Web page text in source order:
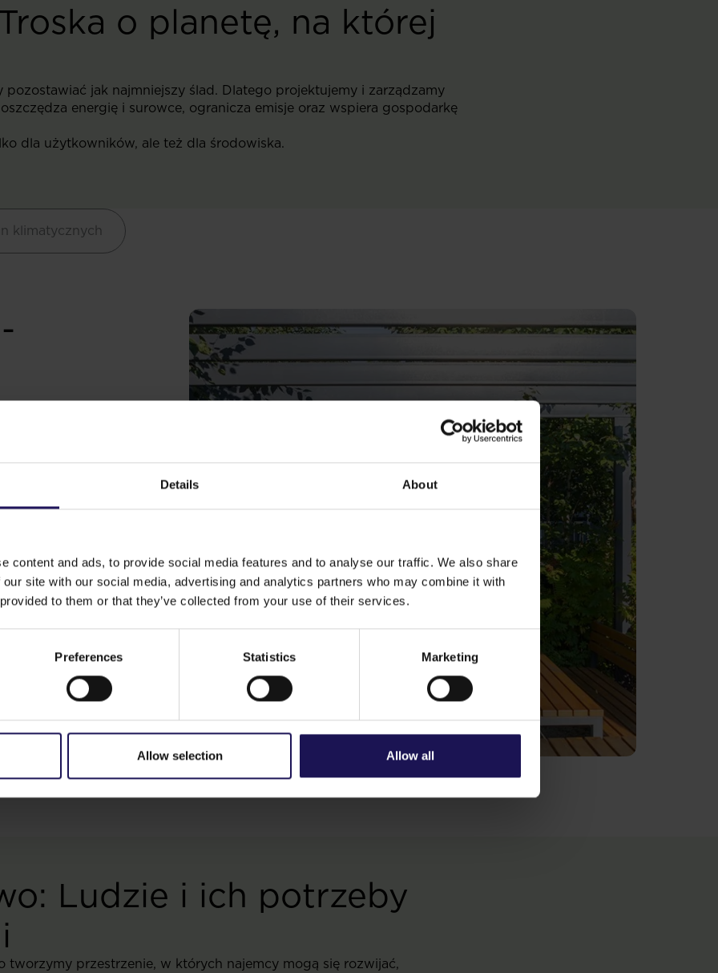
Details About
content and ads, to provide social media features and to analyse our traffic. We also share
site with our social media, advertising and analytics partners who may combine it with
to them or that they’ve collected from your use of their services.
Preferences Statistics Marketing
Allow selection Allow all
o planetę, na której
jak najmniejszy ślad. Dlatego projektujemy i zarządzamy
energię i surowce, ogranicza emisje oraz wspiera gospodarkę
dla użytkowników, ale też dla środowiska.
klimatycznych
które
zasobów
się
analizę
i zużycie
(circular
odpadów
Ludzie i ich potrzeby
tworzymy przestrzenie, w których najemcy mogą się rozwijać,